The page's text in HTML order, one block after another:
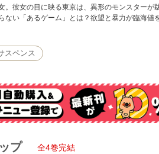
。彼女の目に映る東京は、異形のモンスターが
ない「あるゲーム」とは？欲望と暴力が臨海値
スペンス
ップ 全4巻完結